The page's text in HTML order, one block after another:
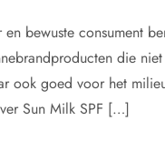
bewuste consument
die
ook goed voor het
Sun Milk SPF […]